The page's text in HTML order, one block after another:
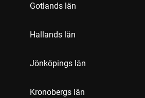
Gotlands län
Hallands län
Jönköpings län
Kronobergs län